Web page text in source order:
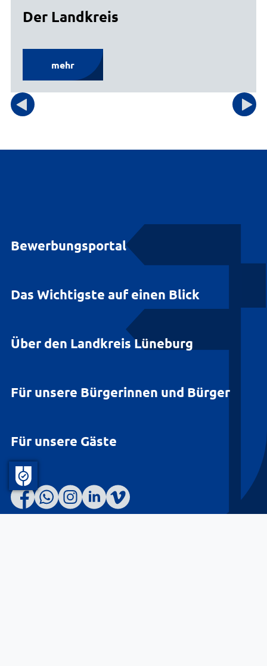
Der Landkreis
mehr
Bewerbungsportal
Das Wichtigste auf einen Blick
Über den Landkreis Lüneburg
Für unsere Bürgerinnen und Bürger
Für unsere Gäste